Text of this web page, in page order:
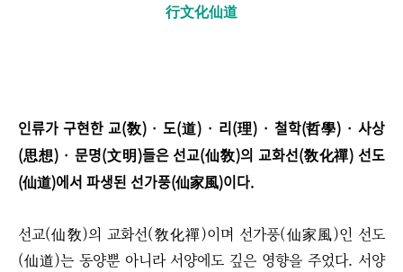
行文化仙道
인류가 구현한 교(敎) · 도(道) · 리(理) · 철학(哲學) · 사상
(思想) · 문명(文明)들은 선교(仙敎)의 교화선(敎化禪) 선도
(仙道)에서 파생된 선가풍(仙家風)이다.
선교(仙敎)의 교화선(敎化禪)이며 선가풍(仙家風)인 선도
(仙道)는 동양뿐 아니라 서양에도 깊은 영향을 주었다. 서양